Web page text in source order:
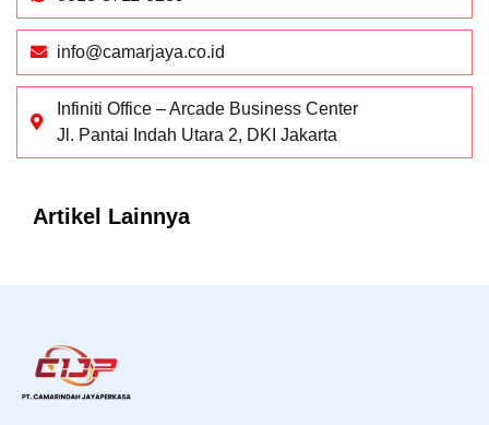
info@camarjaya.co.id
Infiniti Office – Arcade Business Center
Jl. Pantai Indah Utara 2, DKI Jakarta
Artikel Lainnya